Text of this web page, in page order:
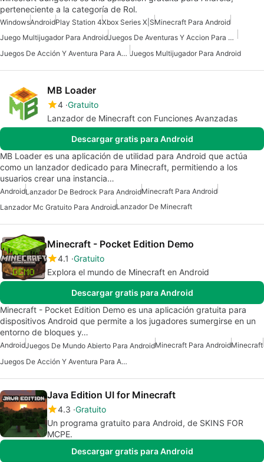
perteneciente a la categoría de Rol.
WindowsAndroidPlay Station 4Xbox Series X|SMinecraft Para Android
Juego Multijugador Para Android
Juegos De Aventuras Y Accion Para Android
Juegos De Acción Y Aventura Para Android Juegos Multijugador Para Android
MB Loader
4 Gratuito
Lanzador de Minecraft con Funciones Avanzadas
Descargar gratis para Android
MB Loader es una aplicación de utilidad para Android que actúa
como un lanzador dedicado para Minecraft, permitiendo a los
usuarios crear una instancia…
AndroidLanzador De Bedrock Para AndroidMinecraft Para Android
Lanzador Mc Gratuito Para AndroidLanzador De Minecraft
Minecraft - Pocket Edition Demo
4.1 Gratuito
Explora el mundo de Minecraft en Android
Descargar gratis para Android
Minecraft - Pocket Edition Demo es una aplicación gratuita para
dispositivos Android que permite a los jugadores sumergirse en un
entorno de bloques y…
AndroidJuegos De Mundo Abierto Para AndroidMinecraft Para AndroidMinecraft
Juegos De Acción Y Aventura Para Android
Java Edition UI for Minecraft
4.3 Gratuito
Un programa gratuito para Android, de SKINS FOR
MCPE.
Descargar gratis para Android